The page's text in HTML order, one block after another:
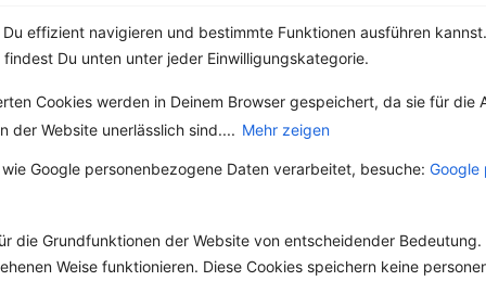
effizient navigieren und bestimmte Funktionen ausführen
Du unten unter jeder Einwilligungskategorie.
Cookies werden in Deinem Browser gespeichert, da sie für die
der Website unerlässlich sind.... Mehr zeigen
Google personenbezogene Daten verarbeitet, besuche: Google
die Grundfunktionen der Website von entscheidender Bedeutung.
Weise funktionieren. Diese Cookies speichern keine
Orten der Welt...
die...
Weitere Vegetarische Rezepte
Rührei mit Champignons, Paprika, Erbsen und Mais